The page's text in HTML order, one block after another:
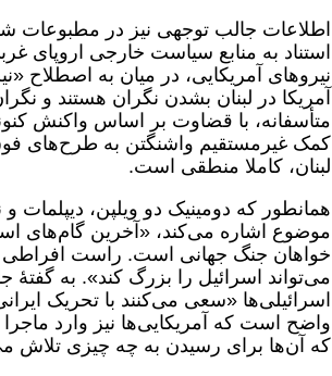
اطلاعات جالب توجهی نیز در مطبوعات
استناد به منابع سیاست خارجی اروپای
نیروهای آمریکایی، در میان به اصطلاح
آمریکا در لبنان بشدن نگران هستند و
متأسفانه، با قضاوت بر اساس واکنش
کمک غیرمستقیم واشنگتن به طرح‌های
لبنان، کاملا منطقی است.
موضوع اشاره می‌کند، «آخرین گام‌های
خواهان جنگ جهانی است. راست افراطی
می‌تواند اسرائیل را بزرگ کند». به گفتۀ
اسرائیلی‌ها «سعی می‌کنند با تحریک
واضح است که آمریکایی‌ها نیز وارد
که آن‌ها برای رسیدن به چه چیزی تلاش